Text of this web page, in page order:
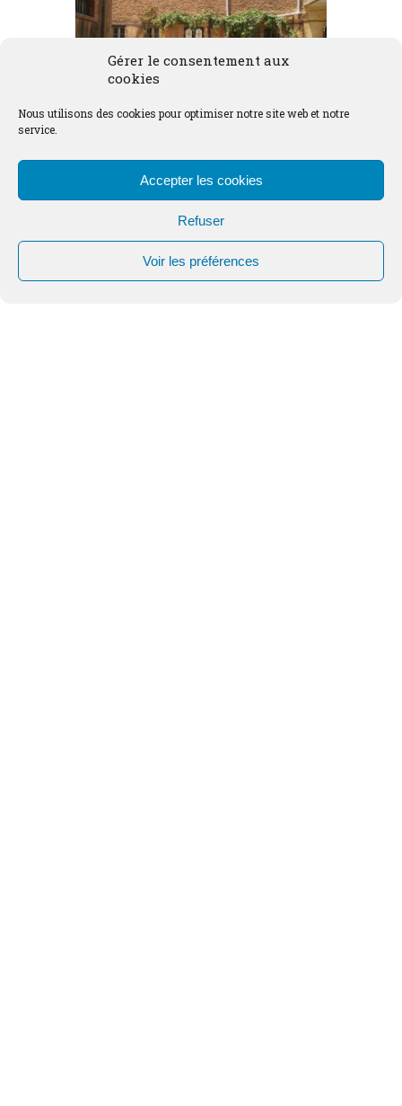
Gérer le consentement aux
cookies
Nous utilisons des cookies pour optimiser notre site web et notre
service.
Accepter les cookies
Refuser
Voir les préférences
Les 10 ans de la
communauté du
Chemin Neuf à
Tibhirine
À la demande de l’évêque
d’Alger, en accord avec l’Ordre